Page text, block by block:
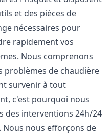
et des pièces de
nécessaires pour
rapidement vos
Nous comprenons
problèmes de chaudière
survenir à tout
c'est pourquoi nous
des interventions 24h/24
Nous nous efforçons de